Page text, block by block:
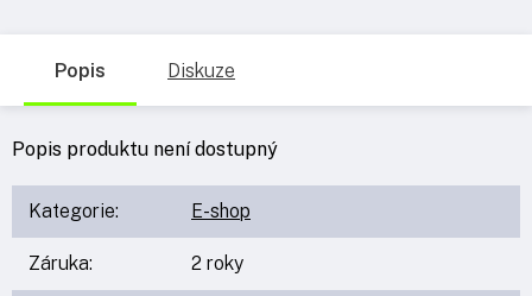
Popis Diskuze
Popis produktu není dostupný
Kategorie: E-shop
Záruka: 2 roky